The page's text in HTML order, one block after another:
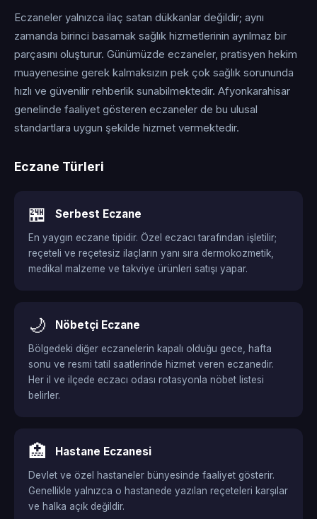
Eczaneler yalnızca ilaç satan dükkanlar değildir; aynı
zamanda birinci basamak sağlık hizmetlerinin ayrılmaz bir
parçasını oluşturur. Günümüzde eczaneler, pratisyen hekim
muayenesine gerek kalmaksızın pek çok sağlık sorununda
hızlı ve güvenilir rehberlik sunabilmektedir. Afyonkarahisar
genelinde faaliyet gösteren eczaneler de bu ulusal
standartlara uygun şekilde hizmet vermektedir.
Eczane Türleri
🏪 Serbest Eczane
En yaygın eczane tipidir. Özel eczacı tarafından işletilir;
reçeteli ve reçetesiz ilaçların yanı sıra dermokozmetik,
medikal malzeme ve takviye ürünleri satışı yapar.
🌙 Nöbetçi Eczane
Bölgedeki diğer eczanelerin kapalı olduğu gece, hafta
sonu ve resmi tatil saatlerinde hizmet veren eczanedir.
Her il ve ilçede eczacı odası rotasyonla nöbet listesi
belirler.
🏥 Hastane Eczanesi
Devlet ve özel hastaneler bünyesinde faaliyet gösterir.
Genellikle yalnızca o hastanede yazılan reçeteleri karşılar
ve halka açık değildir.